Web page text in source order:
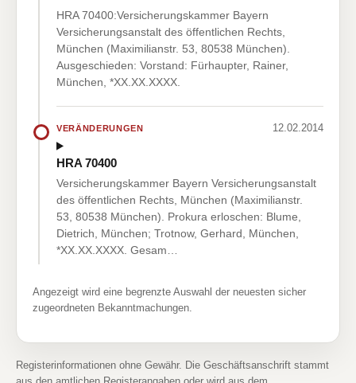
HRA 70400:Versicherungskammer Bayern
Versicherungsanstalt des öffentlichen Rechts,
München (Maximilianstr. 53, 80538 München).
Ausgeschieden: Vorstand: Fürhaupter, Rainer,
München, *XX.XX.XXXX.
VERÄNDERUNGEN 12.02.2014
HRA 70400
Versicherungskammer Bayern Versicherungsanstalt
des öffentlichen Rechts, München (Maximilianstr.
53, 80538 München). Prokura erloschen: Blume,
Dietrich, München; Trotnow, Gerhard, München,
*XX.XX.XXXX. Gesam…
Angezeigt wird eine begrenzte Auswahl der neuesten sicher
zugeordneten Bekanntmachungen.
Registerinformationen ohne Gewähr. Die Geschäftsanschrift stammt